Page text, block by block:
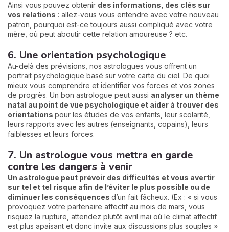
Ainsi vous pouvez obtenir des informations, des clés sur
vos relations : allez-vous vous entendre avec votre nouveau
patron, pourquoi est-ce toujours aussi compliqué avec votre
mère, où peut aboutir cette relation amoureuse ? etc.
6. Une orientation psychologique
Au-delà des prévisions, nos astrologues vous offrent un
portrait psychologique basé sur votre carte du ciel. De quoi
mieux vous comprendre et identifier vos forces et vos zones
de progrès. Un bon astrologue peut aussi analyser un thème
natal au point de vue psychologique et aider à trouver des
orientations pour les études de vos enfants, leur scolarité,
leurs rapports avec les autres (enseignants, copains), leurs
faiblesses et leurs forces.
7. Un astrologue vous mettra en garde
contre les dangers à venir
Un astrologue peut prévoir des difficultés et vous avertir
sur tel et tel risque afin de l’éviter le plus possible ou de
diminuer les conséquences d’un fait fâcheux. (Ex : « si vous
provoquez votre partenaire affectif au mois de mars, vous
risquez la rupture, attendez plutôt avril mai où le climat affectif
est plus apaisant et donc invite aux discussions plus souples »